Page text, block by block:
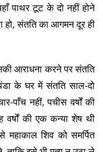
पाथर टूट के दो नहीं होने
हो, संतति का आगमन दूर ही
आराधना करने पर संतति
के घर में संतति साल-दो
पाँच नहीं, पचीस वर्षों की
की एक कन्या शेष थी
महाकाल शिव को समर्पित